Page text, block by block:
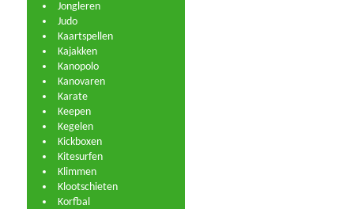
Jongleren
Judo
Kaartspellen
Kajakken
Kanopolo
Kanovaren
Karate
Keepen
Kegelen
Kickboxen
Kitesurfen
Klimmen
Klootschieten
Korfbal